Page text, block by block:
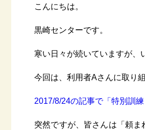
こんにちは。
黒崎センターです。
寒い日々が続いていますが、
今回は、利用者Aさんに取り
2017/8/24の記事で「特別訓練
突然ですが、皆さんは「頼